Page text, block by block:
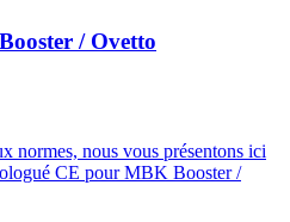
/ Ovetto
normes, nous vous présentons ici
CE pour MBK Booster /